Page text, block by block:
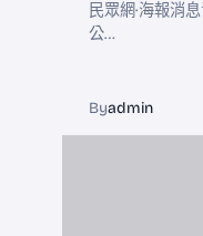
民眾網·海報消
公…
Byadmin